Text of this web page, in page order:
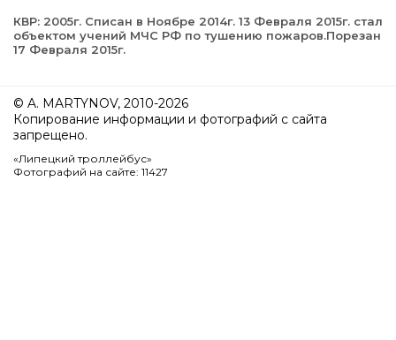
КВР: 2005г. Списан в Ноябре 2014г. 13 Февраля 2015г. cтал
объектом учений МЧС РФ по тушению пожаров.Порезан
17 Февраля 2015г.
© A. MARTYNOV, 2010-2026
Копирование информации и фотографий с сайта
запрещено.
«Липецкий троллейбус»
Фотографий на сайте: 11427